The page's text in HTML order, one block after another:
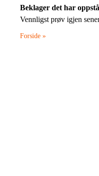
Beklager det har
Vennligst prøv igjen
Forside »